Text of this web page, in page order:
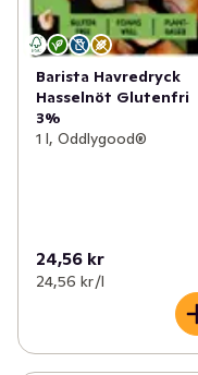
Barista Havredryck
Hasselnöt Glutenfri
3%
1 l, Oddlygood®
24,56 kr
24,56 kr /l